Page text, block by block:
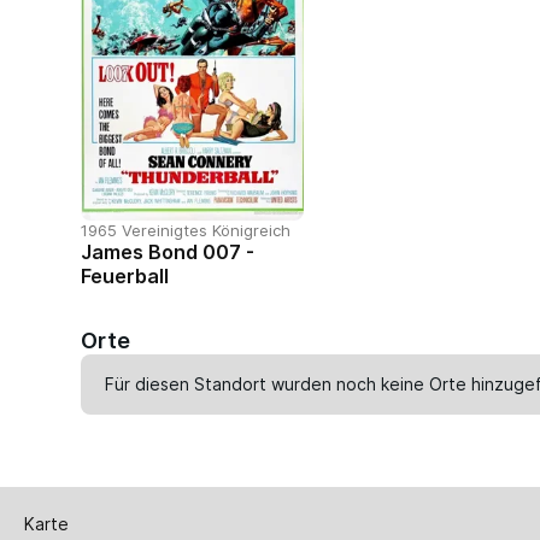
1965 Vereinigtes Königreich
James Bond 007 -
Feuerball
Orte
Für diesen Standort wurden noch keine Orte
Karte